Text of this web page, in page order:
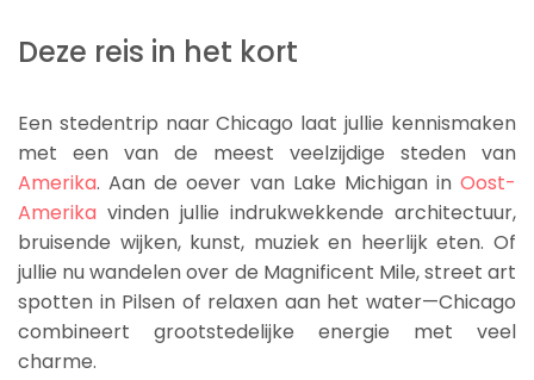
Deze reis in het kort
Een stedentrip naar Chicago laat jullie kennismaken
met een van de meest veelzijdige steden van
Amerika. Aan de oever van Lake Michigan in Oost-
Amerika vinden jullie indrukwekkende architectuur,
bruisende wijken, kunst, muziek en heerlijk eten. Of
jullie nu wandelen over de Magnificent Mile, street art
spotten in Pilsen of relaxen aan het water—Chicago
combineert grootstedelijke energie met veel
charme.